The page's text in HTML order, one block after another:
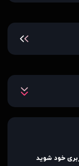
خود شوید